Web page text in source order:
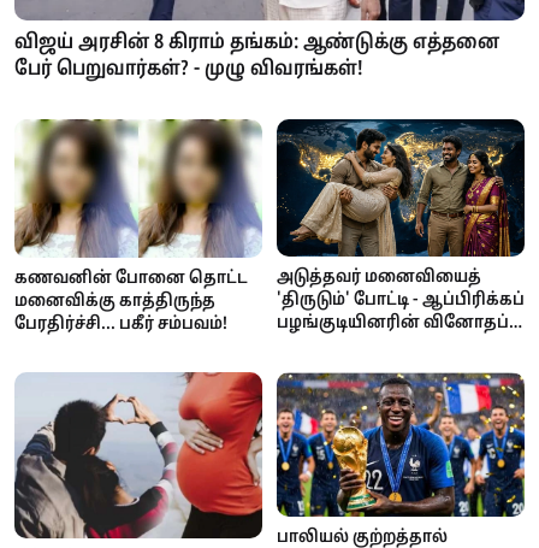
விஜய் அரசின் 8 கிராம் தங்கம்: ஆண்டுக்கு எத்தனை
பேர் பெறுவார்கள்? - முழு விவரங்கள்!
கணவனின் போனை தொட்ட
மனைவிக்கு காத்திருந்த
பேரதிர்ச்சி... பகீர் சம்பவம்!
அடுத்தவர் மனைவியைத்
'திருடும்' போட்டி - ஆப்பிரிக்கப்
பழங்குடியினரின் வினோதப்
பாலியல் குற்றத்தால்